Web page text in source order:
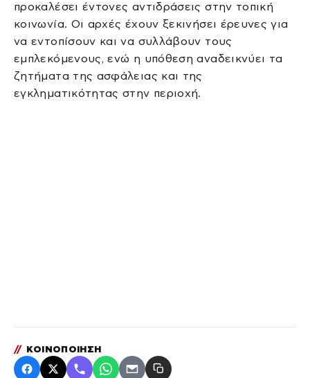
προκαλέσει έντονες αντιδράσεις στην τοπική
κοινωνία. Οι αρχές έχουν ξεκινήσει έρευνες για
να εντοπίσουν και να συλλάβουν τους
εμπλεκόμενους, ενώ η υπόθεση αναδεικνύει τα
ζητήματα της ασφάλειας και της
εγκληματικότητας στην περιοχή.
// ΚΟΙΝΟΠΟΙΗΣΗ